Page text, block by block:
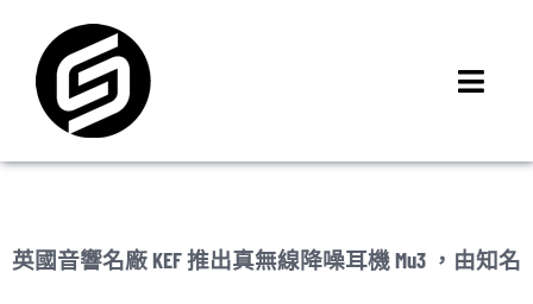
content
英國音響名廠 KEF 推出真無線降噪耳機 Mu3 ，由知名